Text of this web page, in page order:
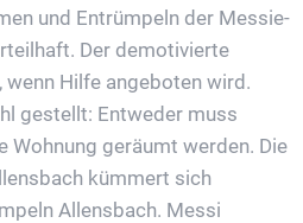
und Entrümpeln der Messie-
Der demotivierte
Hilfe angeboten wird.
gestellt: Entweder muss
geräumt werden. Die
kümmert sich
Allensbach. Messi